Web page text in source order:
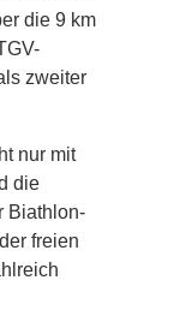
die 9 km
zweiter
nur mit
die
Biathlon-
freien